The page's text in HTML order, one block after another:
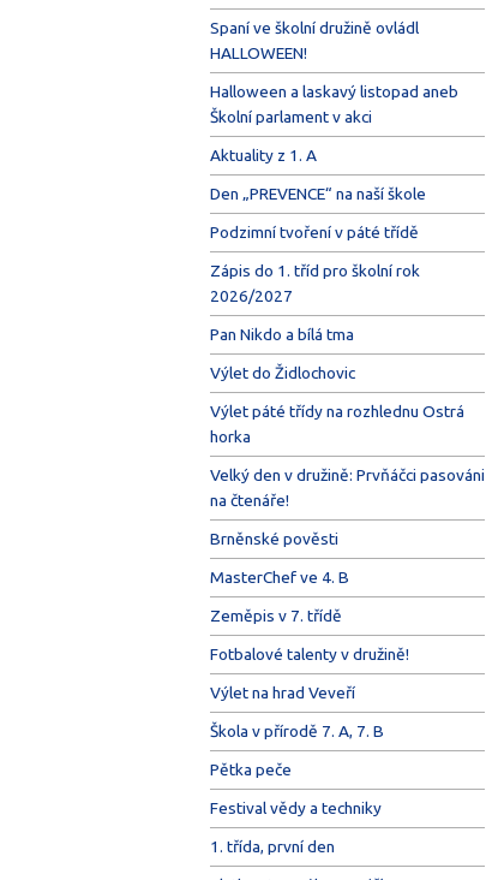
Spaní ve školní družině ovládl
HALLOWEEN!
Halloween a laskavý listopad aneb
Školní parlament v akci
Aktuality z 1. A
Den „PREVENCE“ na naší škole
Podzimní tvoření v páté třídě
Zápis do 1. tříd pro školní rok
2026/2027
Pan Nikdo a bílá tma
Výlet do Židlochovic
Výlet páté třídy na rozhlednu Ostrá
horka
Velký den v družině: Prvňáčci pasováni
na čtenáře!
Brněnské pověsti
MasterChef ve 4. B
Zeměpis v 7. třídě
Fotbalové talenty v družině!
Výlet na hrad Veveří
Škola v přírodě 7. A, 7. B
Pětka peče
Festival vědy a techniky
1. třída, první den